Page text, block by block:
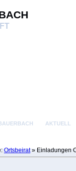
AKTUELL
Ortsbeirat» Einladungen